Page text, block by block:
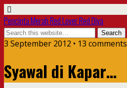
Pencinta Merah Red Lover Red Diva
3 September 2012 • 13 comments
Syawal di Kapar…